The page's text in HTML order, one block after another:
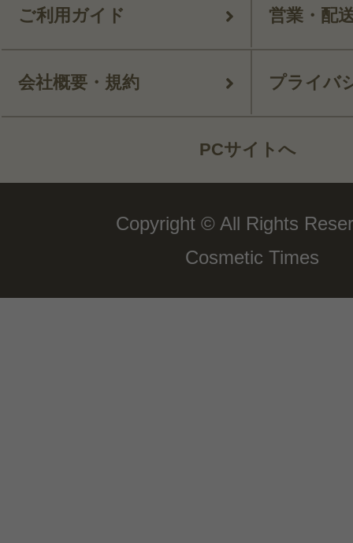
ご利用ガイド 営業・配
会社概要・規約 プライバ
PCサイトへ
Copyright © All Rights
Cosmetic Times